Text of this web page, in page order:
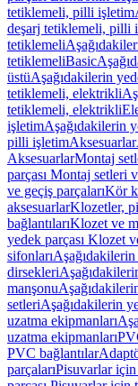
tetiklemeli, pilli işletim
deşarj tetiklemeli, pilli
tetiklemeli
tetiklemeliBasic
üstüAşağıdakilerin
tetiklemeli, elektrikli
tetiklemeli, elektrikli
işletimAşağıdakilerin
pilli işletimAksesuarlar
AksesuarlarMontaj
parçası Montaj setleri
ve geçiş parçalarıKör
aksesuarlarKlozetler,
bağlantılarıKlozet ve
yedek parçası Klozet
sifonları
dirsekleri
manşonu
setleriAşağıdakilerin
uzatma ekipmanları
uzatma ekipmanları
PVC bağlantılar
parçalarıPisuvarlar